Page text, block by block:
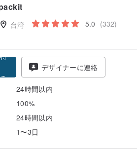
台湾 5.0 (332)
デザイナーに連絡
24時間以内
100%
24時間以内
1〜3日